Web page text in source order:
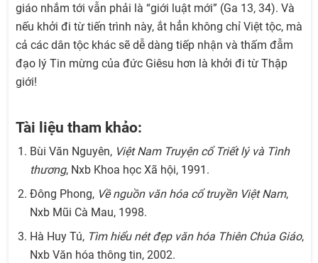
giáo nhắm tới vẫn phải là “giới luật mới” (Ga 13, 34). Và
nếu khởi đi từ tiến trình này, ắt hẳn không chỉ Việt tộc, mà
cả các dân tộc khác sẽ dễ dàng tiếp nhận và thấm đẫm
đạo lý Tin mừng của đức Giêsu hơn là khởi đi từ Thập
giới!
Tài liệu tham khảo:
Bùi Văn Nguyên, Việt Nam Truyện cổ Triết lý và Tình
thương, Nxb Khoa học Xã hội, 1991.
Đông Phong, Về nguồn văn hóa cổ truyền Việt Nam,
Nxb Mũi Cà Mau, 1998.
Hà Huy Tú, Tìm hiểu nét đẹp văn hóa Thiên Chúa Giáo,
Nxb Văn hóa thông tin, 2002.